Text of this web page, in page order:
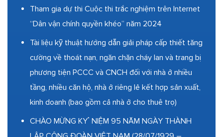
Tham gia dự thi Cuộc thi trắc nghiệm trên Internet
“Dân vận chính quyền khéo” năm 2024
Tài liệu kỹ thuật hướng dẫn giải pháp cấp thiết tăng
cường về thoát nạn, ngăn chặn cháy lan và trang bị
phương tiện PCCC và CNCH đối với nhà ở nhiều
tầng, nhiều căn hộ, nhà ở riêng lẻ kết hợp sản xuất,
kinh doanh (bao gồm cả nhà ở cho thuê trọ)
CHÀO MỪNG KỶ NIỆM 95 NĂM NGÀY THÀNH